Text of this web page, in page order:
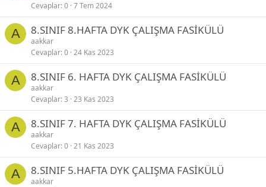
Cevaplar 0 7 Tem 2024
A 8.SINIF 8.HAFTA DYK ÇALIŞMA FASİKÜLÜ
aakkar
Cevaplar 0 24 Kas 2023
A 8.SINIF 6. HAFTA DYK ÇALIŞMA FASİKÜLÜ
aakkar
Cevaplar 3 23 Kas 2023
A 8.SINIF 7. HAFTA DYK ÇALIŞMA FASİKÜLÜ
aakkar
Cevaplar 0 21 Kas 2023
A 8.SINIF 5.HAFTA DYK ÇALIŞMA FASİKÜLÜ
aakkar